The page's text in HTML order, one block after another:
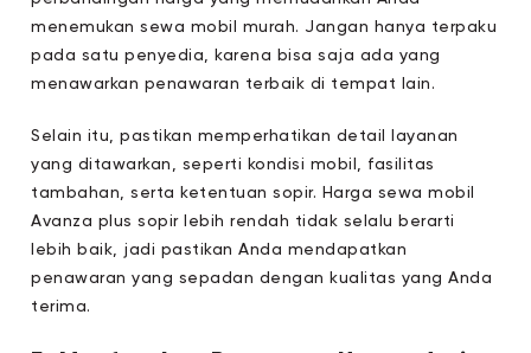
menemukan sewa mobil murah. Jangan hanya terpaku
pada satu penyedia, karena bisa saja ada yang
menawarkan penawaran terbaik di tempat lain.
Selain itu, pastikan memperhatikan detail layanan
yang ditawarkan, seperti kondisi mobil, fasilitas
tambahan, serta ketentuan sopir. Harga sewa mobil
Avanza plus sopir lebih rendah tidak selalu berarti
lebih baik, jadi pastikan Anda mendapatkan
penawaran yang sepadan dengan kualitas yang Anda
terima.